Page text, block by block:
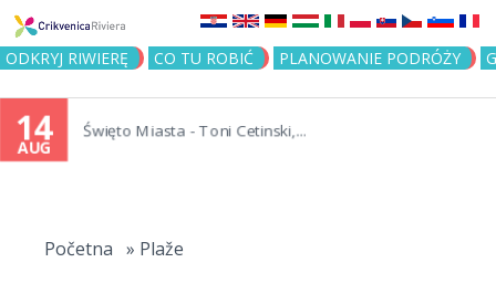
Jump to navigation
ODKRYJ RIWIERĘ CO TU ROBIĆ PLANOWANIE PODRÓŻY
14
AUG
Święto Miasta - Toni Cetinski,...
Početna » Plaže